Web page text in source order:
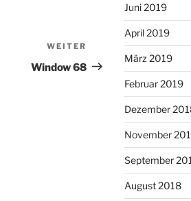
Nächster
Beitrag
WEITER
Window 68
Juni 2019
April 2019
März 2019
Februar 2019
Dezember
November
September
August 2018